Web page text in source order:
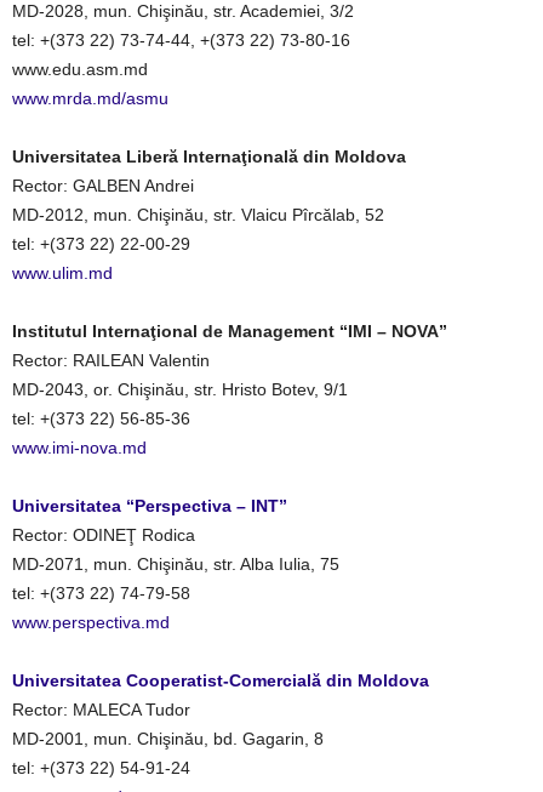
MD-2028, mun. Chişinău, str. Academiei, 3/2
tel: +(373 22) 73-74-44, +(373 22) 73-80-16
www.edu.asm.md
www.mrda.md/asmu
Universitatea Liberă Internaţională din Moldova
Rector: GALBEN Andrei
MD-2012, mun. Chişinău, str. Vlaicu Pîrcălab, 52
tel: +(373 22) 22-00-29
www.ulim.md
Institutul Internaţional de Management “IMI – NOVA”
Rector: RAILEAN Valentin
MD-2043, or. Chişinău, str. Hristo Botev, 9/1
tel: +(373 22) 56-85-36
www.imi-nova.md
Universitatea “Perspectiva – INT”
Rector: ODINEŢ Rodica
MD-2071, mun. Chişinău, str. Alba Iulia, 75
tel: +(373 22) 74-79-58
www.perspectiva.md
Universitatea Cooperatist-Comercială din Moldova
Rector: MALECA Tudor
MD-2001, mun. Chişinău, bd. Gagarin, 8
tel: +(373 22) 54-91-24